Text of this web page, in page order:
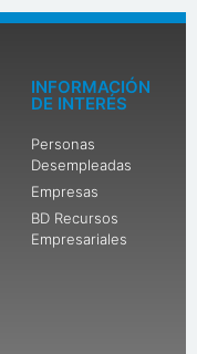
INFORMACIÓN
DE INTERÉS
Personas
Desempleadas
Empresas
BD Recursos
Empresariales